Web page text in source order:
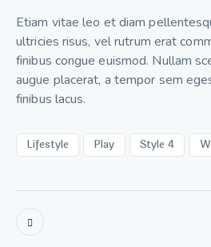
Etiam vitae leo et diam
ultricies risus, vel rutrum erat
finibus congue euismod. Nullam
augue placerat, a tempor sem
finibus lacus.
Lifestyle Play Style 4